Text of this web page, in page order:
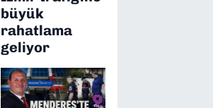
büyük
rahatlama
geliyor